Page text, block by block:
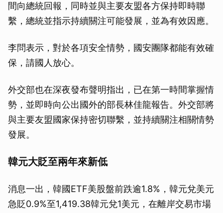
間向總統回報，同時並與主要友盟各方保持即時聯
繫，總統並指示持續關注可能發展，並為有效因應。
李問表示，對於各項安全情勢，國安團隊都能有效確
保，請國人放心。
外交部也在深夜發布聲明指出，已在第一時間掌握情
勢，並即時向公出國外的部長林佳龍報告。外交部將
與主要友盟國家保持密切聯繫，並持續關注相關情勢
發展。
韓元大貶至兩年來新低
消息一出，韓國ETF美股盤前跌逾1.8%，韓元兌美元
急貶0.9%至1,419.38韓元兌1美元，在離岸交易市場